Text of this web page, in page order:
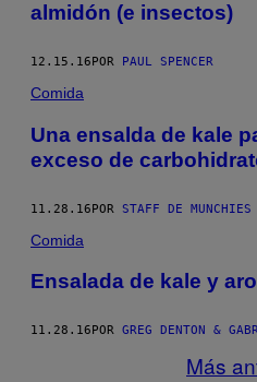
almidón (e insectos)
12.15.16 POR PAUL SPENCER
Comida
Una ensalda de kale
exceso de
11.28.16POR STAFF DE MUNCHIES
Comida
Ensalada de kale y
11.28.16 POR GREG DENTON &
Más